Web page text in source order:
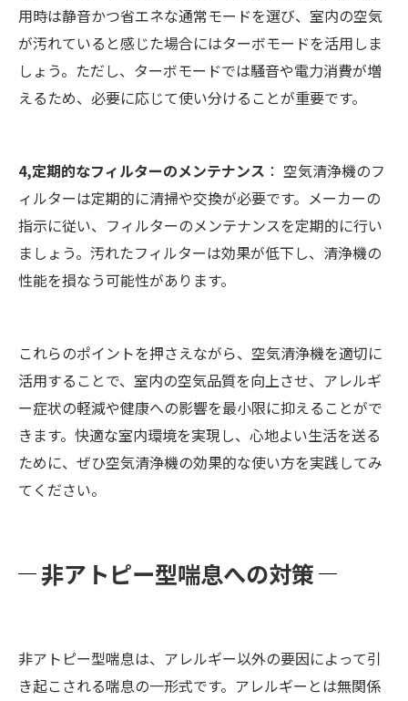
用時は静音かつ省エネな通常モードを選び、室内の空気
が汚れていると感じた場合にはターボモードを活用しま
しょう。ただし、ターボモードでは騒音や電力消費が増
えるため、必要に応じて使い分けることが重要です。
4,定期的なフィルターのメンテナンス ： 空気清浄機のフ
ィルターは定期的に清掃や交換が必要です。メーカーの
指示に従い、フィルターのメンテナンスを定期的に行い
ましょう。汚れたフィルターは効果が低下し、清浄機の
性能を損なう可能性があります。
これらのポイントを押さえながら、空気清浄機を適切に
活用することで、室内の空気品質を向上させ、アレルギ
ー症状の軽減や健康への影響を最小限に抑えることがで
きます。快適な室内環境を実現し、心地よい生活を送る
ために、ぜひ空気清浄機の効果的な使い方を実践してみ
てください。
非アトピー型喘息への対策
非アトピー型喘息は、アレルギー以外の要因によって引
き起こされる喘息の一形式です。アレルギーとは無関係